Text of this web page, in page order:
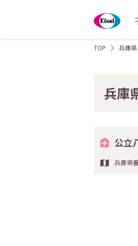
TOP 兵庫県
兵庫
公立
兵庫県